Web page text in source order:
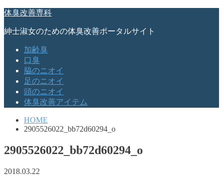
体臭改善専科
紳士淑女のための体臭改善ポータルサイト
加齢臭
口臭
脇のニオイ
足のニオイ
頭のニオイ
体臭改善アイテム
HOME
2905526022_bb72d60294_o
2905526022_bb72d60294_o
2018.03.22